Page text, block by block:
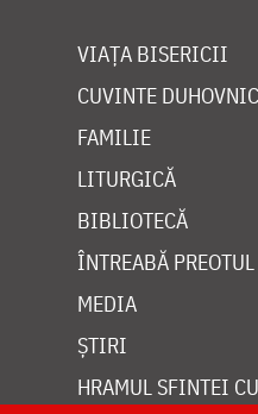
VIAȚA BISERICII
CUVINTE
FAMILIE
LITURGICĂ
BIBLIOTECĂ
ÎNTREABĂ PREOTUL
MEDIA
ȘTIRI
HRAMUL SFINTEI